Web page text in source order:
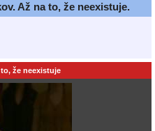
Až na to, že neexistuje.
že neexistuje